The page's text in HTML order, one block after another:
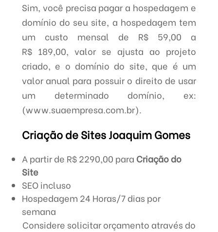
Sim, você precisa pagar a hospedagem e
domínio do seu site, a hospedagem tem
um custo mensal de R$ 59,00 a
R$ 189,00, valor se ajusta ao projeto
criado, e o domínio do site, que é um
valor anual para possuir o direito de usar
um determinado domínio, ex:
(www.suaempresa.com.br).
Criação de Sites Joaquim Gomes
A partir de R$ 2290,00 para Criação do
Site
SEO incluso
Hospedagem 24 Horas/7 dias por
semana
Considere solicitar orçamento através do